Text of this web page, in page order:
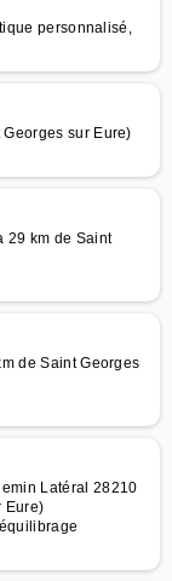
personnalisé,
sur Eure)
29 km de Saint
de Saint Georges
Latéral 28210
Eure)